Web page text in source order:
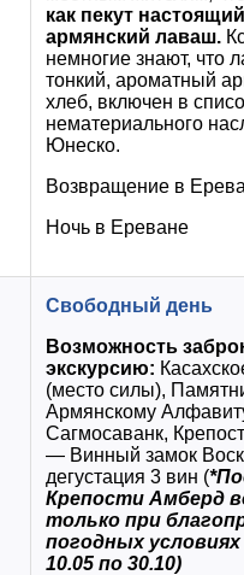
как пекут настоящий
армянский лаваш.
немногие знают, что
тонкий, ароматный
хлеб, включен в
нематериального
Юнеско.
Возвращение в
Ночь в Ереване
Свободный день
Возможность
экскурсию:
(место силы),
Армянскому
Сагмосаванк,
— Винный замок
дегустация 3 вин (
Крепости Амберд
только при
погодных условиях
10.05 по 30.10)